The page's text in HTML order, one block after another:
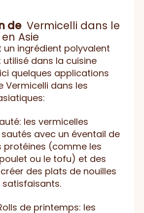
de Vermicelli dans le
Asie
un ingrédient polyvalent
dans la cuisine
quelques applications
Vermicelli dans les
les vermicelles
avec un éventail de
protéines (comme les
ou le tofu) et des
des plats de nouilles
de printemps: les